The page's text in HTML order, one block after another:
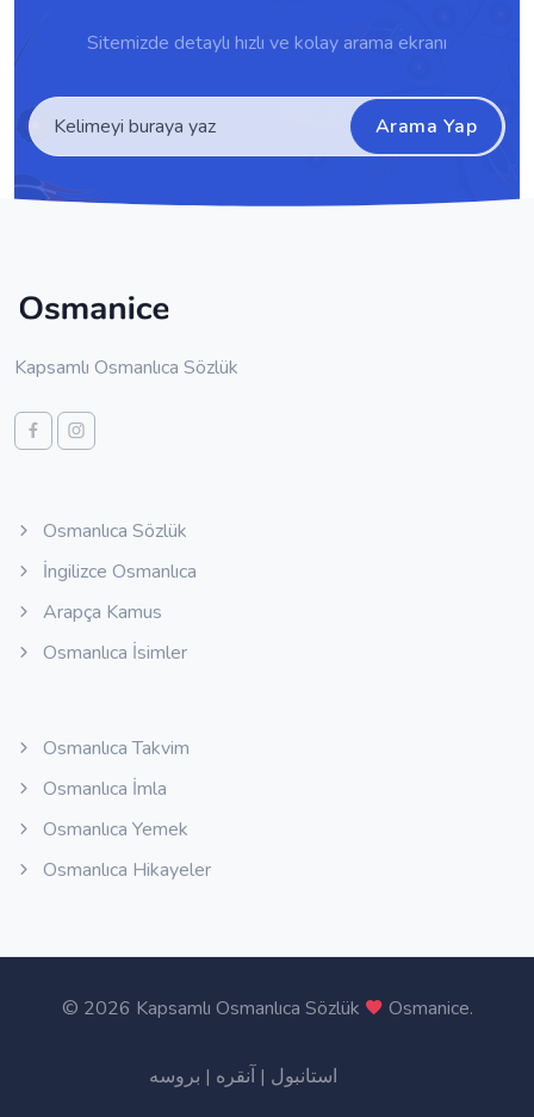
Sitemizde detaylı hızlı ve kolay arama ekranı
Arama Yap
Kapsamlı Osmanlıca Sözlük
Osmanlıca Sözlük
İngilizce Osmanlıca
Arapça Kamus
Osmanlıca İsimler
Osmanlıca Takvim
Osmanlıca İmla
Osmanlıca Yemek
Osmanlıca Hikayeler
© 2026 Kapsamlı Osmanlıca Sözlük Osmanice.
استانبول | آنقره | بروسه